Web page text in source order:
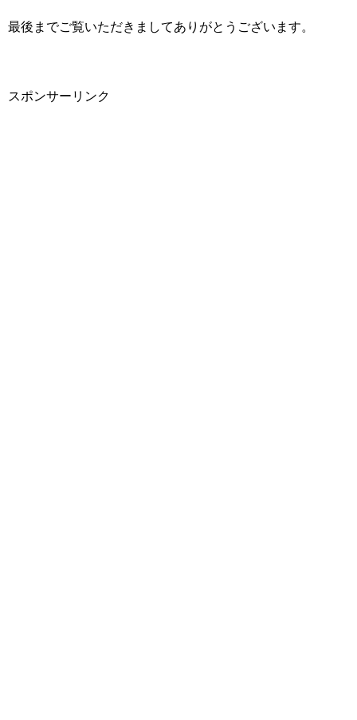
最後までご覧いただきましてありがとうございます。
スポンサーリンク